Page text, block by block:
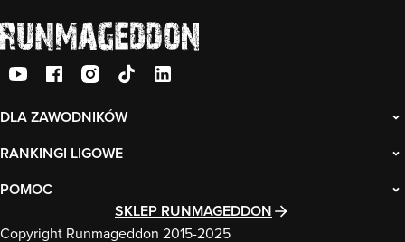
DLA ZAWODNIKÓW
RANKINGI LIGOWE
POMOC
SKLEP RUNMAGEDDON
Copyright Runmageddon 2015-2025